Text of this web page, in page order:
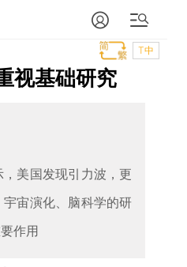
T中
视基础研究
美国发现引力波，更
宙演化、脑科学的研
作用